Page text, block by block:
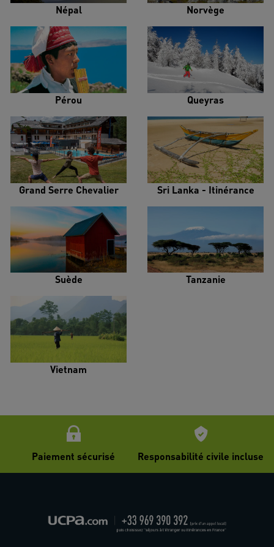
Népal Norvège
Pérou Queyras
Grand Serre Chevalier Sri Lanka - Itinérance
Suède Tanzanie
Vietnam
Paiement sécurisé Responsabilité civile incluse